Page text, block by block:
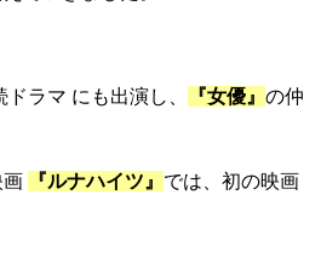
ラマ にも出演し、 『女優』 の仲
画 『ルナハイツ』 では、初の映画